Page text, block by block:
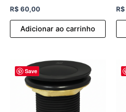
R$ 60,00
Adicionar ao carrinho
R$
Save